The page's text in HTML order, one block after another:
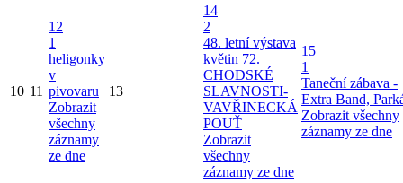
10 11
12
1
heligonky
v
pivovaru
Zobrazit
všechny
záznamy
ze dne
13
14
2
48. letní výstava
květin 72.
CHODSKÉ
SLAVNOSTI-
VAVŘINECKÁ
POUŤ
Zobrazit
všechny
záznamy ze dne
15
1
Taneční zábava -
Extra Band,
Zobrazit všechny
záznamy ze dne